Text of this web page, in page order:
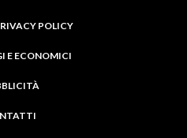
POLICY
E ECONOMICI